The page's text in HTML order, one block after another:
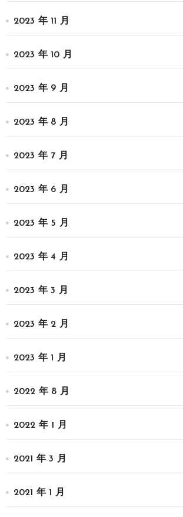
2023 年 11 月
2023 年 10 月
2023 年 9 月
2023 年 8 月
2023 年 7 月
2023 年 6 月
2023 年 5 月
2023 年 4 月
2023 年 3 月
2023 年 2 月
2023 年 1 月
2022 年 8 月
2022 年 1 月
2021 年 3 月
2021 年 1 月